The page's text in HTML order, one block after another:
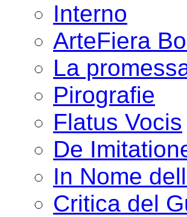
Interno
ArteFiera
La
Pirografie
Flatus Vocis
De
In Nome
Critica del